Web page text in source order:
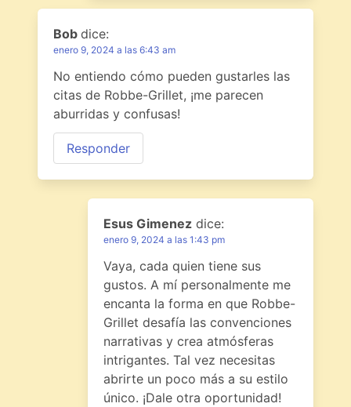
Bob dice:
enero 9, 2024 a las 6:43 am
No entiendo cómo pueden gustarles las
citas de Robbe-Grillet, ¡me parecen
aburridas y confusas!
Responder
Esus Gimenez dice:
enero 9, 2024 a las 1:43 pm
Vaya, cada quien tiene sus
gustos. A mí personalmente me
encanta la forma en que Robbe-
Grillet desafía las convenciones
narrativas y crea atmósferas
intrigantes. Tal vez necesitas
abrirte un poco más a su estilo
único. ¡Dale otra oportunidad!